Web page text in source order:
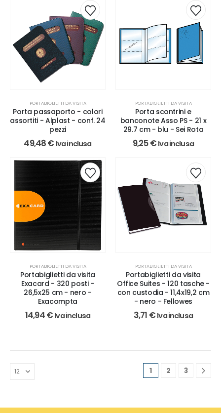
PORTABIGLIETTI DA VISITA
Porta passaporto - colori
assortiti - Alplast - conf. 24
pezzi
49,48€ Iva inclusa
PORTABIGLIETTI DA VISITA
Porta scontrini e
banconote Asso PS - 21 x
29.7 cm - blu - Sei Rota
9,25€ Iva inclusa
PORTABIGLIETTI DA VISITA
Portabiglietti da visita
Exacard - 320 posti -
26,5x25 cm - nero -
Exacompta
14,94€ Iva inclusa
PORTABIGLIETTI DA VISITA
Portabiglietti da visita
Office Suites - 120 tasche -
con custodia - 11,4x19,2 cm
- nero - Fellowes
3,71 € Iva inclusa
1 2 3